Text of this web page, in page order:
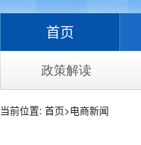
首页
政策解读
当前位置: 首页>电商新闻